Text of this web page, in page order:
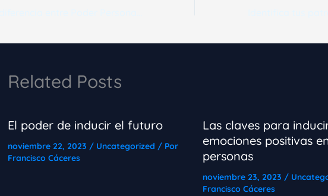
Related Posts
El poder de inducir el futuro
noviembre 22, 2023 / Uncategorized / Por
Francisco Cáceres
Las claves para
emociones positivas
personas
noviembre 23, 2023 /
Francisco Cáceres